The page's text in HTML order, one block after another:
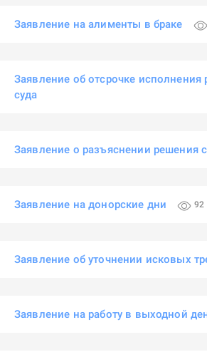
Заявление на алименты в браке
Заявление об отсрочке исполнения
суда
Заявление о разъяснении решения
Заявление на донорские дни 92
Заявление об уточнении исковых
Заявление на работу в выходной